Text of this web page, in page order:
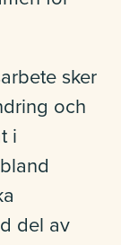
sker
och
i
del av